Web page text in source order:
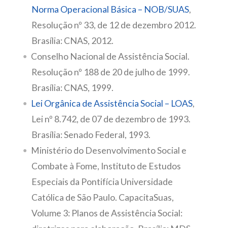
Norma Operacional Básica – NOB/SUAS,
Resolução nº 33, de 12 de dezembro 2012.
Brasília: CNAS, 2012.
Conselho Nacional de Assistência Social.
Resolução nº 188 de 20 de julho de 1999.
Brasília: CNAS, 1999.
Lei Orgânica de Assistência Social – LOAS,
Lei nº 8.742, de 07 de dezembro de 1993.
Brasília: Senado Federal, 1993.
Ministério do Desenvolvimento Social e
Combate à Fome, Instituto de Estudos
Especiais da Pontifícia Universidade
Católica de São Paulo. CapacitaSuas,
Volume 3: Planos de Assistência Social: